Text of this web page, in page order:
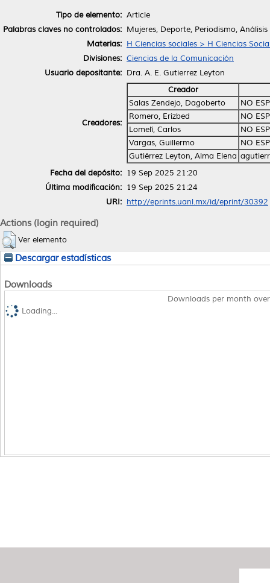
Tipo de elemento: Article
Palabras claves no controlados: Mujeres, Deporte, Periodismo,
Materias: H Ciencias sociales > H Ciencias
Divisiones: Ciencias de la Comunicación
Usuario depositante: Dra. A. E. Gutierrez Leyton
Creadores:
Creador
Salas Zendejo, Dagoberto
NO
Romero, Erizbed
NO
Lomelí, Carlos
NO
Vargas, Guillermo
NO
Gutiérrez Leyton, Alma Elena
Fecha del depósito: 19 Sep 2025 21:20
Última modificación: 19 Sep 2025 21:24
URI: http://eprints.uanl.mx/id/eprint/30392
Actions (login required)
Ver elemento
Descargar estadísticas
Downloads
Downloads per month
Loading...